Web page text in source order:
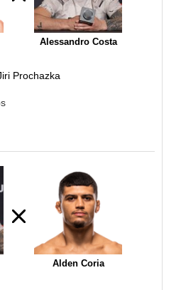
Alessandro Costa
Prochazka
Alden Coria